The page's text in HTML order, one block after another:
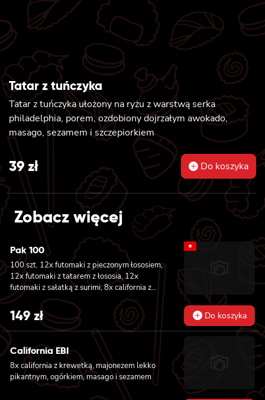
Tatar z tuńczyka
Tatar z tuńczyka ułożony na ryżu z warstwą serka
philadelphia, porem, ozdobiony dojrzałym awokado,
masago, sezamem i szczepiorkiem
39zł Do koszyka
Zobacz więcej
Pak 100
100 szt. 12x futomaki z pieczonym łososiem,
12x futomaki z tatarem z łososia, 12x
futomaki z sałatką z surimi, 8x california z
tuńczykiem, 8x california z pieczonym
łososiem, 8x california z krewetką w
tempurze, 8x maki z ogórkiem, 8x maki z
oshinko, 8x maki z surimi, 8x maki z łososiem,
8x maki z kanpyo
★
149 zł Do koszyka
California EBI
8x california z krewetką, majonezem lekko
pikantnym, ogórkiem, masago i sezamem